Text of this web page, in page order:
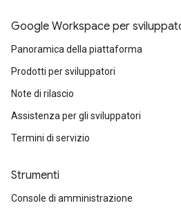
Google Workspace per
Panoramica della piattaforma
Prodotti per sviluppatori
Note di rilascio
Assistenza per gli sviluppatori
Termini di servizio
Strumenti
Console di amministrazione